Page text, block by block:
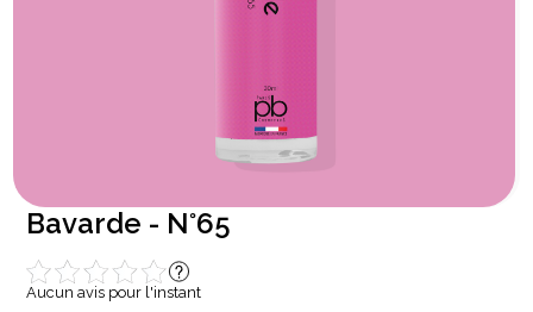
Bavarde - N°65
Aucun avis pour l'instant